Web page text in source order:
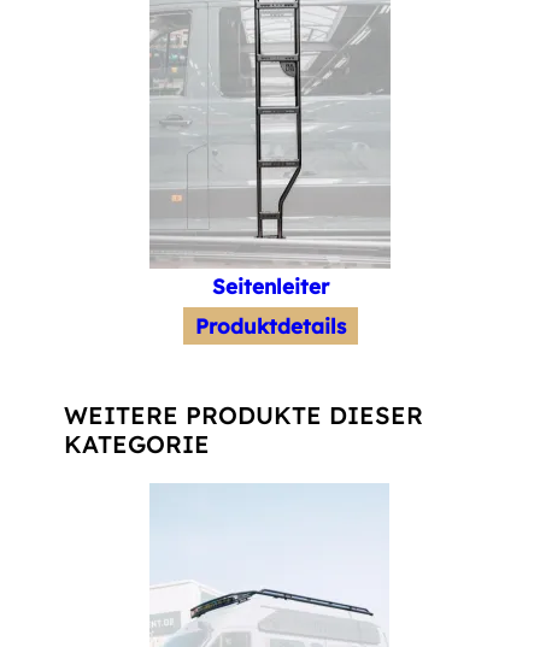
Seitenleiter
Produktdetails
WEITERE PRODUKTE DIESER
KATEGORIE